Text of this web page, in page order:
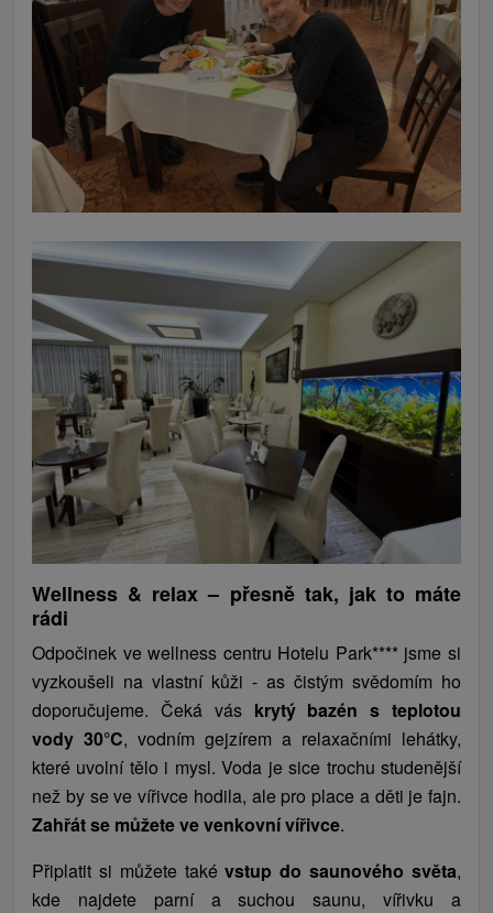
Wellness & relax – přesně tak, jak to máte
rádi
Odpočinek ve wellness centru Hotelu Park**** jsme si
vyzkoušeli na vlastní kůži - as čistým svědomím ho
doporučujeme. Čeká vás krytý bazén s teplotou
vody 30°C, vodním gejzírem a relaxačními lehátky,
které uvolní tělo i mysl. Voda je sice trochu studenější
než by se ve vířivce hodila, ale pro place a děti je fajn.
Zahřát se můžete ve venkovní vířivce.
Připlatit si můžete takévstup do saunového světa,
kde najdete parní a suchou saunu, vířivku a